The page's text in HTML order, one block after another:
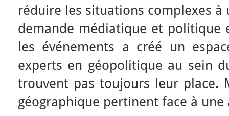
réduire les situations complexes à
demande médiatique et politique
les événements a créé un
experts en géopolitique au sein
trouvent pas toujours leur place.
géographique pertinent face à une